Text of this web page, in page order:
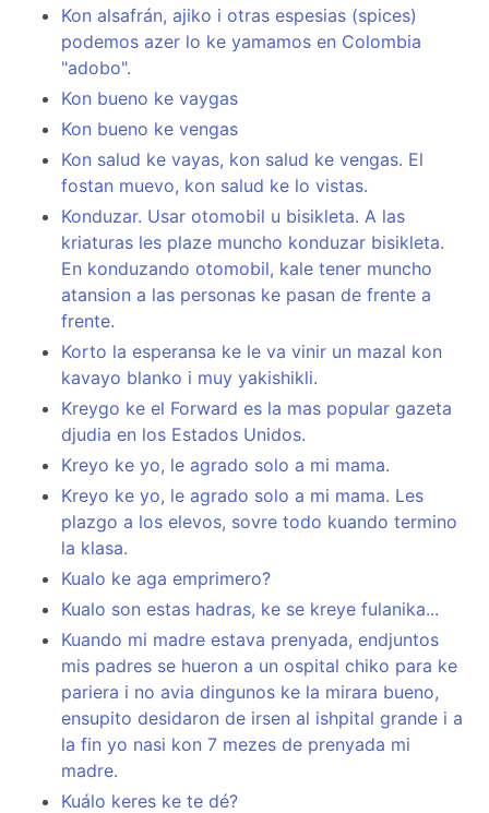
Kon alsafrán, ajiko i otras espesias (spices)
podemos azer lo ke yamamos en Colombia
"adobo".
Kon bueno ke vaygas
Kon bueno ke vengas
Kon salud ke vayas, kon salud ke vengas. El
fostan muevo, kon salud ke lo vistas.
Konduzar. Usar otomobil u bisikleta. A las
kriaturas les plaze muncho konduzar bisikleta.
En konduzando otomobil, kale tener muncho
atansion a las personas ke pasan de frente a
frente.
Korto la esperansa ke le va vinir un mazal kon
kavayo blanko i muy yakishikli.
Kreygo ke el Forward es la mas popular gazeta
djudia en los Estados Unidos.
Kreyo ke yo, le agrado solo a mi mama.
Kreyo ke yo, le agrado solo a mi mama. Les
plazgo a los elevos, sovre todo kuando termino
la klasa.
Kualo ke aga emprimero?
Kualo son estas hadras, ke se kreye fulanika...
Kuando mi madre estava prenyada, endjuntos
mis padres se hueron a un ospital chiko para ke
pariera i no avia dingunos ke la mirara bueno,
ensupito desidaron de irsen al ishpital grande i a
la fin yo nasi kon 7 mezes de prenyada mi
madre.
Kuálo keres ke te dé?